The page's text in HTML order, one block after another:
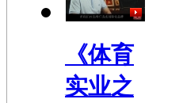
《体育
实业之